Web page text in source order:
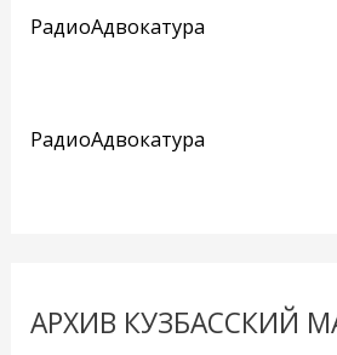
РадиоАдвокатура
РадиоАдвокатура
АРХИВ КУЗБАССКИЙ